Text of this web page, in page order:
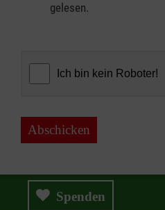
gelesen.
Abschicken
Spenden